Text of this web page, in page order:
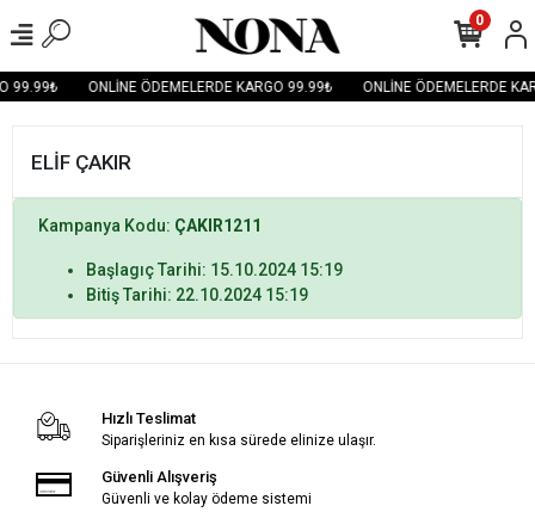
99.99₺ ONLİNE ÖDEMELERDE KARGO 99.99₺ ONLİNE ÖDEMELERDE
0
ELİF ÇAKIR
Kampanya Kodu: ÇAKIR1211
Başlagıç Tarihi: 15.10.2024 15:19
Bitiş Tarihi: 22.10.2024 15:19
Hızlı Teslimat
Siparişleriniz en kısa sürede elinize ulaşır.
Güvenli Alışveriş
Güvenli ve kolay ödeme sistemi